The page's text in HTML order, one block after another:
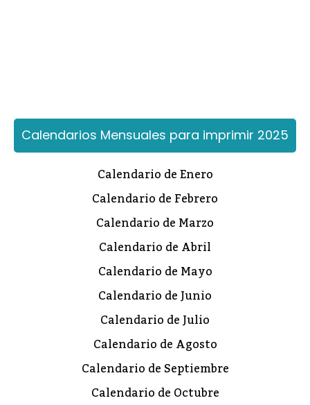
Calendarios Mensuales para imprimir 2025
Calendario de Enero
Calendario de Febrero
Calendario de Marzo
Calendario de Abril
Calendario de Mayo
Calendario de Junio
Calendario de Julio
Calendario de Agosto
Calendario de Septiembre
Calendario de Octubre